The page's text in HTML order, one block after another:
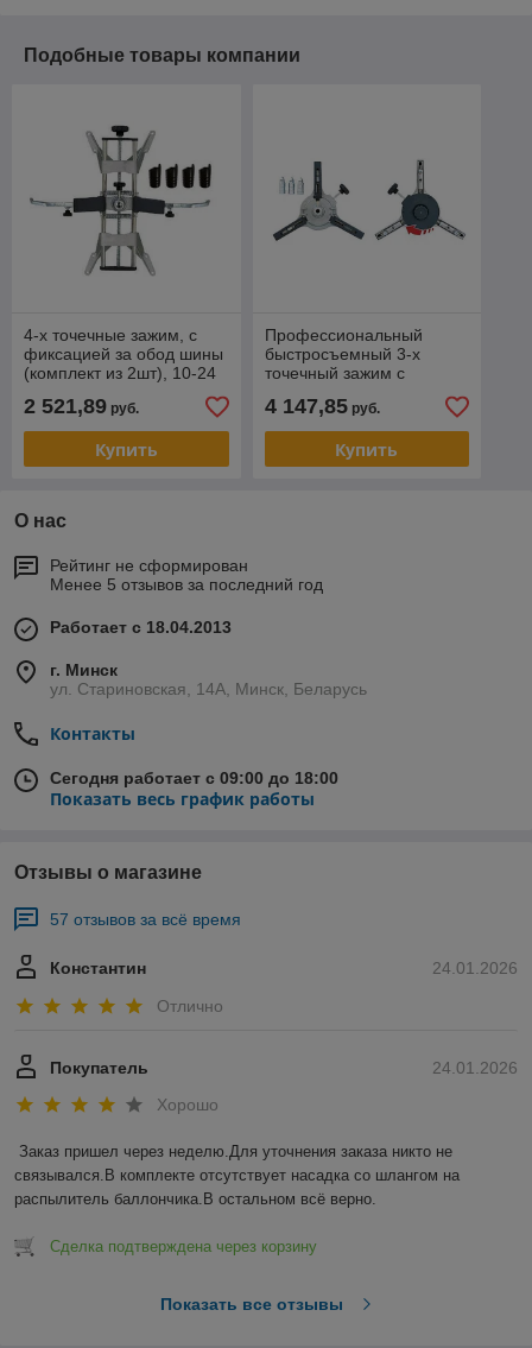
Подобные товары компании
4-х точечные зажим, с
фиксацией за обод шины
(комплект из 2шт), 10-24
2 521,89 руб.
Купить
Профессиональный
быстросъемный 3-х
точечный зажим с
фиксацией за обод шины
(комлект из 2шт), 10-24''.
4 147,85руб.
Купить
О нас
Рейтинг не сформирован
Менее 5 отзывов за последний год
Работает с 18.04.2013
г. Минск
ул. Стариновская, 14А, Минск, Беларусь
Контакты
Сегодня работает с 09:00 до 18:00
Показать весь график работы
Отзывы о магазине
57 отзывов за всё время
24.01.2026
Константин
Отлично
24.01.2026
Покупатель
Хорошо
Заказ пришел через неделю.Для уточнения заказа никто не
связывался.В комплекте отсутствует насадка со шлангом на
распылитель баллончика.В остальном всё верно.
Сделка подтверждена через корзину
Показать все отзывы